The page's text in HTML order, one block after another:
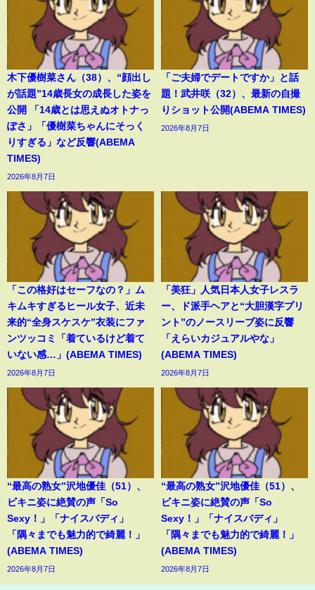
木下優樹菜さん（38）、“顔出し
が話題”14歳長女の成長した姿を
公開 「14歳とは思えぬオトナっ
ぽさ」「優樹菜ちゃんにそっく
りすぎる」など反響(ABEMA
TIMES)
2026年8月7日
「ご夫婦でデートですか」と話
題！武井咲（32）、最新の自撮
りショット公開(ABEMA TIMES)
2026年8月7日
「この格好はセーフなの？」ム
キムキすぎるヒール女子、近未
来的“全身スケスケ”衣装にファ
ンツッコミ「着ているけど着て
いない感…」(ABEMA TIMES)
2026年8月7日
「美狂」人気日本人女子レスラ
ー、ド派手ヘアと“大胆漢字プリ
ント”のノースリーブ姿に反響
「えらいカジュアルやな」
(ABEMA TIMES)
2026年8月7日
“最高の熟女”沢地優佳（51）、
ビキニ姿に絶賛の声「So
Sexy！」「ナイスバディ」
「隅々までも魅力的で綺麗！」
(ABEMA TIMES)
2026年8月7日
“最高の熟女”沢地優佳（51）、
ビキニ姿に絶賛の声「So
Sexy！」「ナイスバディ」
「隅々までも魅力的で綺麗！」
(ABEMA TIMES)
2026年8月7日